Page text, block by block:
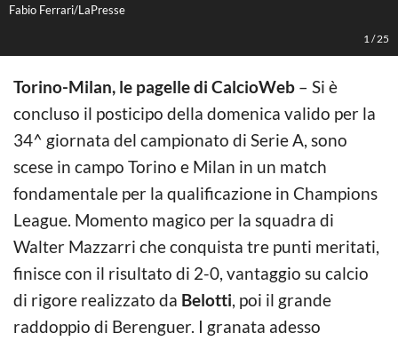
Fabio Ferrari/LaPresse
1 /25
Torino-Milan, le pagelle di CalcioWeb – Si è
concluso il posticipo della domenica valido per la
34^ giornata del campionato di Serie A, sono
scese in campo Torino e Milan in un match
fondamentale per la qualificazione in Champions
League. Momento magico per la squadra di
Walter Mazzarri che conquista tre punti meritati,
finisce con il risultato di 2-0, vantaggio su calcio
di rigore realizzato da Belotti, poi il grande
raddoppio di Berenguer. I granata adesso